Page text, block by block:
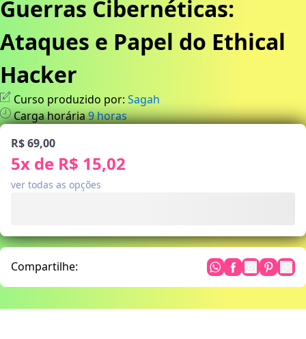
Guerras Cibernéticas:
Ataques e Papel do Ethical
Hacker
Curso produzido por: Sagah
Carga horária9horas
R$ 69,00
5x de R$ 15,02
ver todas as opções
Compartilhe: